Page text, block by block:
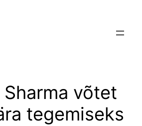
võtet
tegemiseks